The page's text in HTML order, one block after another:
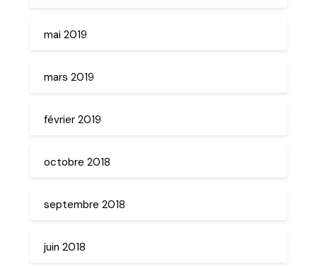
mai 2019
mars 2019
février 2019
octobre 2018
septembre 2018
juin 2018